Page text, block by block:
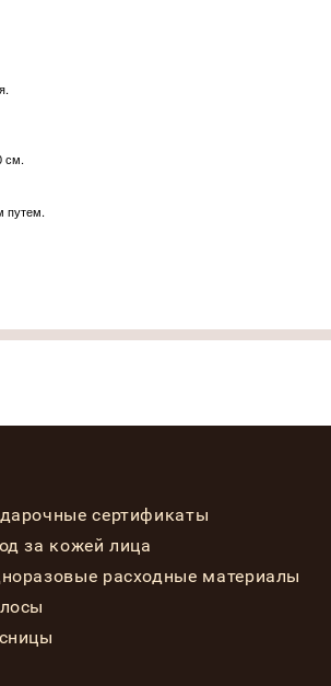
см.
путем.
сертификаты
за кожей лица
расходные материалы